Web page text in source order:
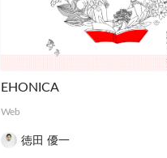
EHONICA
Web
徳田 優一